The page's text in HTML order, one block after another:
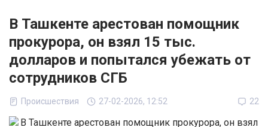
В Ташкенте арестован помощник
прокурора, он взял 15 тыс.
долларов и попытался убежать от
сотрудников СГБ
Происшествия 27-02-2026, 12:52 22